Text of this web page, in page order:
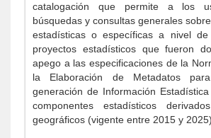
catalogación que permite a los
búsquedas y consultas generales
estadísticas o específicas a nivel
proyectos estadísticos que fueron
apego a las especificaciones de la
la Elaboración de Metadatos
generación de Información
componentes estadísticos
geográficos (vigente entre 2015 y 2025).